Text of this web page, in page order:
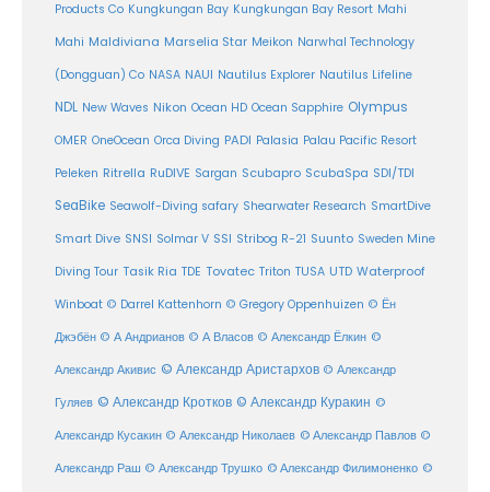
Products Co Kungkungan Bay Kungkungan Bay Resort Mahi
Mahi Maldiviana Marselia Star Meikon Narwhal Technology
(Dongguan) Co NASA NAUI Nautilus Explorer Nautilus Lifeline
NDL New Waves Nikon Ocean HD Ocean Sapphire Olympus
OMER OneOcean Orca Diving PADI Palasia Palau Pacific Resort
Peleken Ritrella RuDIVE Sargan Scubapro ScubaSpa SDI/TDI
SeaBike Seawolf-Diving safary Shearwater Research SmartDive
Smart Dive SNSI Solmar V SSI Stribog R-21 Suunto Sweden Mine
Diving Tour Tasik Ria TDE Tovatec Triton TUSA UTD Waterproof
Winboat © Darrel Kattenhorn © Gregory Oppenhuizen © Ён
Джэбён © А Андрианов © А Власов © Александр Ёлкин ©
Александр Акивис © Александр Аристархов © Александр
Гуляев © Александр Кротков © Александр Куракин ©
Александр Кусакин © Александр Николаев © Александр Павлов ©
Александр Раш © Александр Трушко © Александр Филимоненко ©